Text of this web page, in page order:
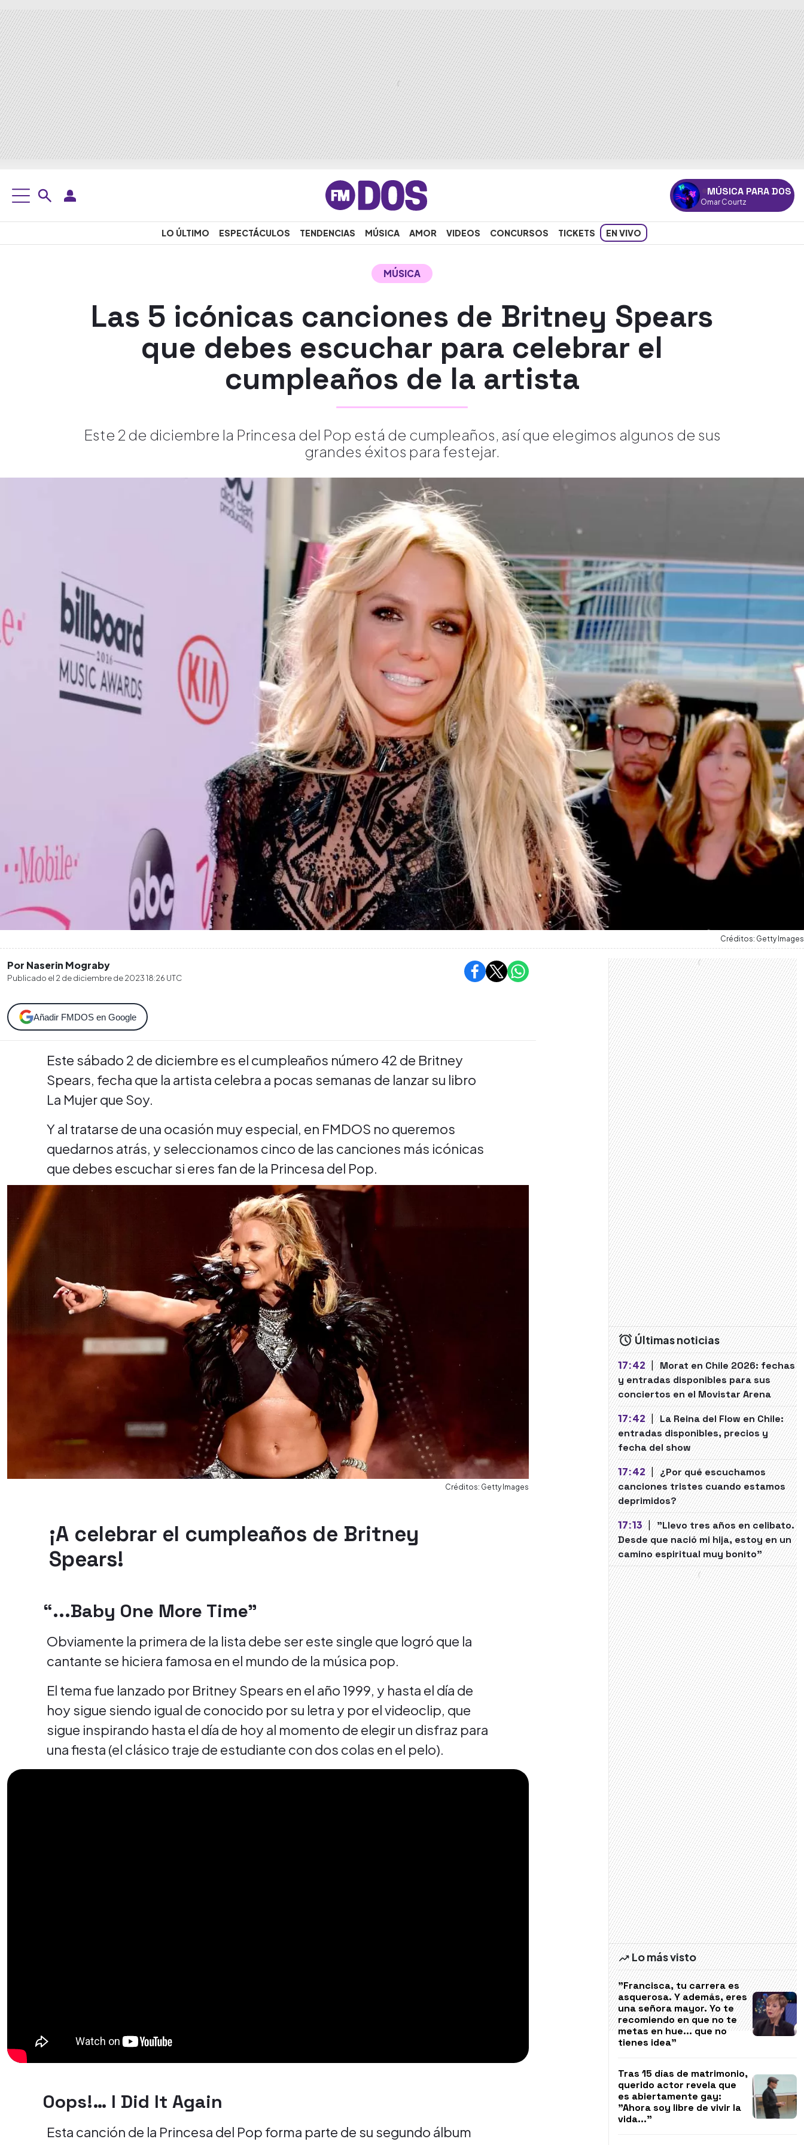
MÚSICA PARA DOS
— Omar Courtz
LO ÚLTIMO ESPECTÁCULOS TENDENCIAS MÚSICA AMOR VIDEOS CONCURSOS TICKETS EN VIVO
MÚSICA
Las 5 icónicas canciones de Britney Spears
que debes escuchar para celebrar el
cumpleaños de la artista
Este 2 de diciembre la Princesa del Pop está de cumpleaños, así que elegimos algunos de sus
grandes éxitos para festejar.
Créditos: Getty Images
Por Naserin Mograby
Publicado el 2 de diciembre de 2023 18:26 UTC
Añadir FMDOS en Google
Este sábado 2 de diciembre es el cumpleaños número 42 de Britney
Spears, fecha que la artista celebra a pocas semanas de lanzar su libro
La Mujer que Soy.
Y al tratarse de una ocasión muy especial, en FMDOS no queremos
quedarnos atrás, y seleccionamos cinco de las canciones más icónicas
que debes escuchar si eres fan de la Princesa del Pop.
Créditos: Getty Images
¡A celebrar el cumpleaños de Britney
Spears!
“...Baby One More Time”
Obviamente la primera de la lista debe ser este single que logró que la
cantante se hiciera famosa en el mundo de la música pop.
El tema fue lanzado por Britney Spears en el año 1999, y hasta el día de
hoy sigue siendo igual de conocido por su letra y por el videoclip, que
sigue inspirando hasta el día de hoy al momento de elegir un disfraz para
una fiesta (el clásico traje de estudiante con dos colas en el pelo).
Oops!… I Did It Again
Esta canción de la Princesa del Pop forma parte de su segundo álbum
Últimas noticias
17:42 | Morat en Chile 2026: fechas
y entradas disponibles para sus
conciertos en el Movistar Arena
17:42 | La Reina del Flow en Chile:
entradas disponibles, precios y
fecha del show
17:42 | ¿Por qué escuchamos
canciones tristes cuando estamos
deprimidos?
17:13 | "Llevo tres años en celibato.
Desde que nació mi hija, estoy en un
camino espiritual muy bonito"
Lo más visto
"Francisca, tu carrera es
asquerosa. Y además, eres
una señora mayor. Yo te
recomiendo en que no te
metas en hue... que no
tienes idea"
Tras 15 días de matrimonio,
querido actor revela que
es abiertamente gay:
"Ahora soy libre de vivir la
vida..."